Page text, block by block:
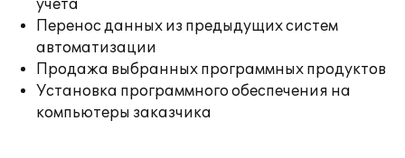
учета
Перенос данных из предыдущих систем
автоматизации
Продажа выбранных программных продуктов
Установка программного обеспечения на
компьютеры заказчика